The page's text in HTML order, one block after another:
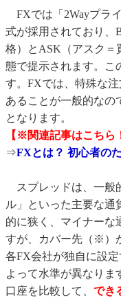
FXでは「2Wayプラ
式が採用されており、
格）とASK（アスク＝
態で提示されます。こ
す。FXでは、特殊な
あることが一般的なの
となります。
【※関連記事はこちら
⇒FXとは？ 初心者の
スプレッドは、一般
ル」といった主要な通
的に狭く、マイナーな
すが、カバー先（※）
各FX会社が独自に設
よって水準が異なりま
口座を比較して、 でき